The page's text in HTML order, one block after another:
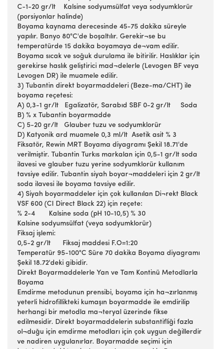
C-1-20 gr/lt Kalsine sodyumsülfat veya sodyumklorür
(porsiyonlar halinde)
Boyama kaynama derecesinde 45-75 dakika süreyle
yapılır. Banyo 80°C'de boşaltılır. Gerekir¬se bu
temperatürde 15 dakika boyamaya de¬vam edilir.
Boyama sıcak ve soğuk durulama ile bitirilir. Haslıklar için
gerekirse haslık geliştirici mad¬delerle (Levogen BF veya
Levogen DR) ile muamele edilir.
3) Tubantin direkt boyarmaddeleri (Beze-ma/CHT) ile
boyama reçetesi:
A) 0,3-1 gr/lt Egalizatör, Sarabıd SBF 0-2 gr/lt Soda
B) % x Tubantin boyarmadde
C) 5-20 gr/lt Glauber tuzu ve sodyumklorür
D) Katyonik ard muamele 0,3 ml/lt Asetik asit % 3
Fiksatör, Rewin MRT Boyama diyagramı Şekil 18.71'de
verilmiştir. Tubantin Turkıs markalan için 0,5-1 gr/lt soda
ilavesi ve glauber tuzu yerine sodyumklorür kullanım
tavsiye edilir. Tubantin siyah boyar¬maddeleri için 2 gr/lt
soda ilavesi ile boyama tavsiye edilir.
4) Siyah boyarmaddeler için çok kullanılan Di¬rekt Black
VSF 600 (CI Direct Black 22) için reçete:
% 2-4 Kalsine soda (pH 10-10,5) % 30
Kalsine sodyumsülfat (veya sodyumklorür)
Fiksaj işlemi:
0,5-2 gr/lt Fiksaj maddesi F.O=1:20
Temperatür 95-100°C Süre 70 dakika Boyama diyagramı
Şekil 18.72'deki gibidir.
Direkt Boyarmaddelerle Yan ve Tam Kontinü Metodlarla
Boyama
Emdirme metodunun prensibi, boyama için ha¬zırlanmış
yeterli hidrofillikteki kumaşın boyarmadde ile emdirilip
herhangi bir metodla ma¬teryal üzerinde fikse
edilmesidir. Direkt boyarmaddelerin substantifliği fazla
ol¬duğu için emdirme metodları için çok uygun değillerdir
ve nadiren uygulanırlar. Boyarmadde seçimi için